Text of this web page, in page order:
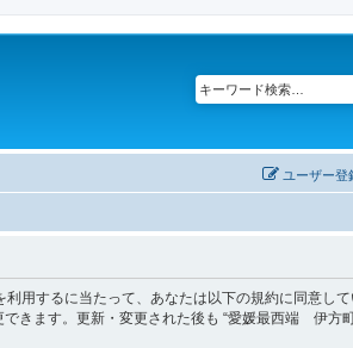
ユーザー登
用するに当たって、あなたは以下の規約に同意し
きます。更新・変更された後も “愛媛最西端 伊方